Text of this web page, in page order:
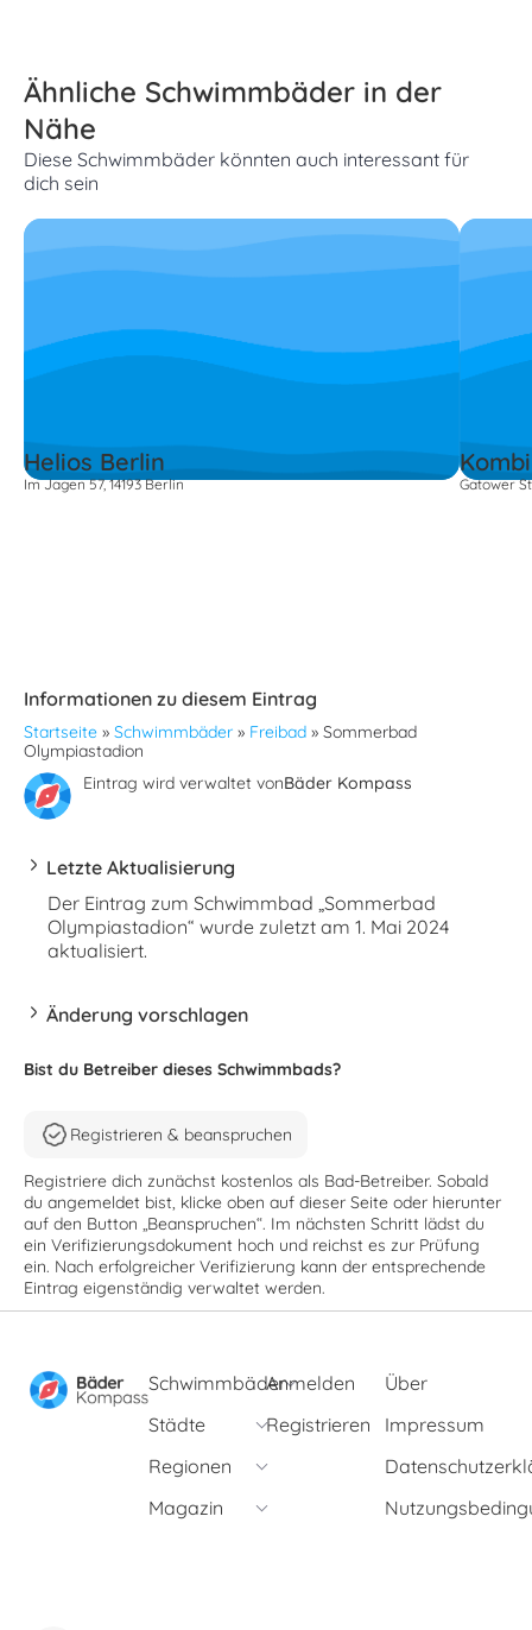
Ähnliche Schwimmbäder in der
Nähe
Diese Schwimmbäder könnten auch interessant für
dich sein
Helios Berlin
Im Jagen 57, 14193 Berlin Gatower
Informationen zu diesem Eintrag
Startseite » Schwimmbäder » Freibad » Sommerbad
Olympiastadion
Eintrag wird verwaltet vonBäder Kompass
Letzte Aktualisierung
Der Eintrag zum Schwimmbad „Sommerbad
Olympiastadion“ wurde zuletzt am 1. Mai 2024
aktualisiert.
Änderung vorschlagen
Bist du Betreiber dieses Schwimmbads?
Registrieren & beanspruchen
Registriere dich zunächst kostenlos als Bad-Betreiber. Sobald
du angemeldet bist, klicke oben auf dieser Seite oder hierunter
auf den Button „Beanspruchen“. Im nächsten Schritt lädst du
ein Verifizierungsdokument hoch und reichst es zur Prüfung
ein. Nach erfolgreicher Verifizierung kann der entsprechende
Eintrag eigenständig verwaltet werden.
Schwimmbäder
Städte
Regionen
Magazin
Anmelden
Registrieren
Über
Impressum